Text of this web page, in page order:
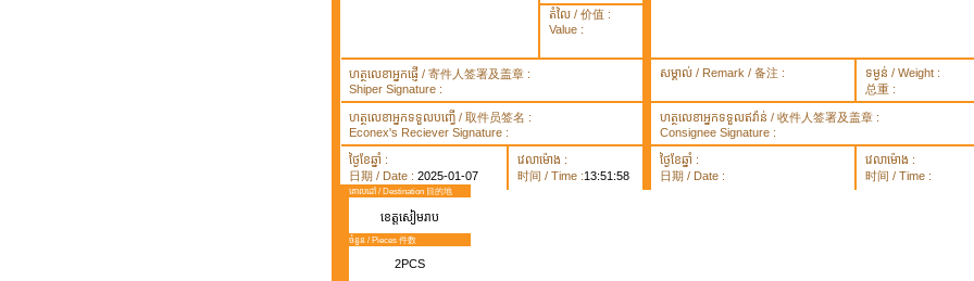
តំលៃ / 价值 :
Value :
ហត្ថលេខាអ្នកផ្ញើ / 寄件人签署及盖章 :
Shiper Signature :
សម្គាល់ / Remark / 备注 :
ទម្ងន់ / Weight :
总重 :
ហត្ថលេខាអ្នកទទួលបញ្ធើ / 取件员签名 :
Econex's Reciever Signature :
ហត្ថលេខាអ្នកទទួលឥវ៉ាន់ / 收件人签署及盖章 :
Consignee Signature :
ថ្ងៃខែឆ្នាំ :
日期 / Date : 2025-01-07
វេលាម៉ោង :
时间 / Time :13:51:58
ថ្ងៃខែឆ្នាំ :
日期 / Date :
វេលាម៉ោង :
时间 / Time :
គោលដៅ / Destination 目的地
ខេត្តសៀមរាប
ចំនួន / Pieces 件数
2PCS